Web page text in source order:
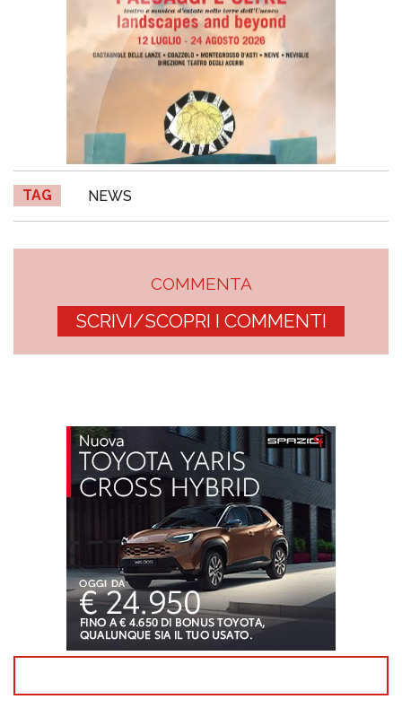
TAG NEWS
COMMENTA
SCRIVI/SCOPRI I COMMENTI